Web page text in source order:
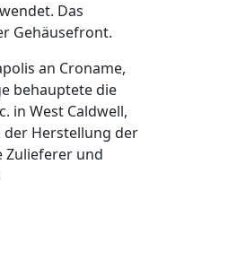
Das
Gehäusefront.
an Croname,
behauptete die
in West Caldwell,
der Herstellung der
Zulieferer und